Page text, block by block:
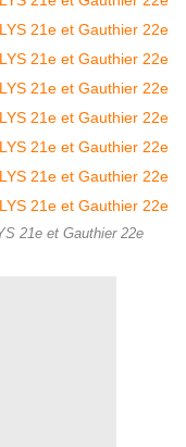
21e et Gauthier 22e